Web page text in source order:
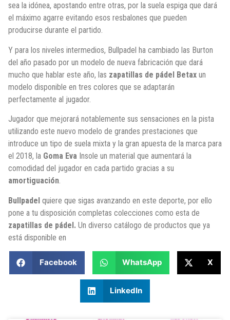
sea la idónea, apostando entre otras, por la suela espiga que dará
el máximo agarre evitando esos resbalones que pueden
producirse durante el partido.
Y para los niveles intermedios, Bullpadel ha cambiado las Burton
del año pasado por un modelo de nueva fabricación que dará
mucho que hablar este año, las zapatillas de pádel Betax un
modelo disponible en tres colores que se adaptarán
perfectamente al jugador.
Jugador que mejorará notablemente sus sensaciones en la pista
utilizando este nuevo modelo de grandes prestaciones que
introduce un tipo de suela mixta y la gran apuesta de la marca para
el 2018, la Goma Eva Insole un material que aumentará la
comodidad del jugador en cada partido gracias a su
amortiguación.
Bullpadel quiere que sigas avanzando en este deporte, por ello
pone a tu disposición completas colecciones como esta de
zapatillas de pádel. Un diverso catálogo de productos que ya
está disponible en
Facebook WhatsApp X
LinkedIn